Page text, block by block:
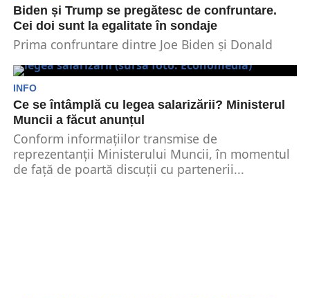
Biden și Trump se pregătesc de confruntare.
Cei doi sunt la egalitate în sondaje
Prima confruntare dintre Joe Biden și Donald
avea loc...
INFO
Ce se întâmplă cu legea salarizării? Ministerul
Muncii a făcut anunțul
Conform informațiilor transmise de
reprezentanții Ministerului Muncii, în momentul
de față de poartă discuții cu partenerii...